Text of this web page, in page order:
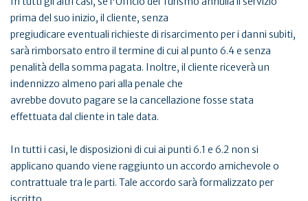
prima del suo inizio, il cliente, senza
pregiudicare eventuali richieste di risarcimento per i danni subiti,
sarà rimborsato entro il termine di cui al punto 6.4 e senza
penalità della somma pagata. Inoltre, il cliente riceverà un
indennizzo almeno pari alla penale che
avrebbe dovuto pagare se la cancellazione fosse stata
effettuata dal cliente in tale data.
In tutti i casi, le disposizioni di cui ai punti 6.1 e 6.2 non si
applicano quando viene raggiunto un accordo amichevole o
contrattuale tra le parti. Tale accordo sarà formalizzato per